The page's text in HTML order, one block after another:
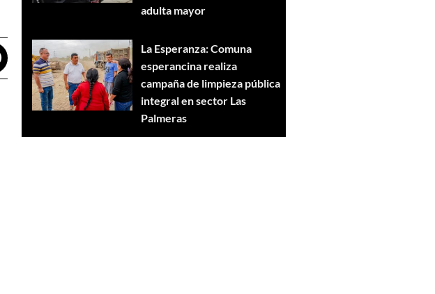
adulta mayor
La Esperanza: Comuna
esperancina realiza
campaña de limpieza pública
integral en sector Las
Palmeras